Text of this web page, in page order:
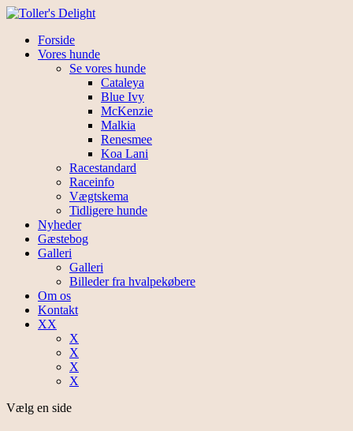
Forside
Vores hunde
Se vores hunde
Cataleya
Blue Ivy
McKenzie
Malkia
Renesmee
Koa Lani
Racestandard
Raceinfo
Vægtskema
Tidligere hunde
Nyheder
Gæstebog
Galleri
Galleri
Billeder fra hvalpekøbere
Om os
Kontakt
XX
X
X
X
X
Vælg en side